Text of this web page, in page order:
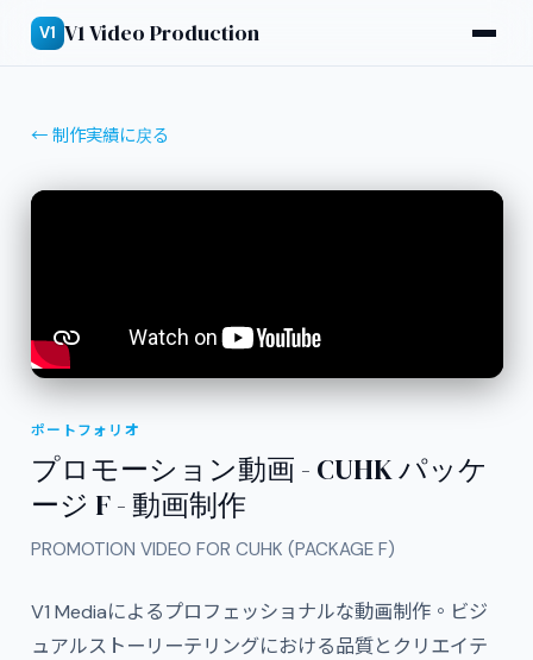
V1 V1 Video Production
← 制作実績に戻る
ポートフォリオ
プロモーション動画 - CUHK パッケ
ージ F - 動画制作
PROMOTION VIDEO FOR CUHK (PACKAGE F)
V1 Mediaによるプロフェッショナルな動画制作。ビジ
ュアルストーリーテリングにおける品質とクリエイテ